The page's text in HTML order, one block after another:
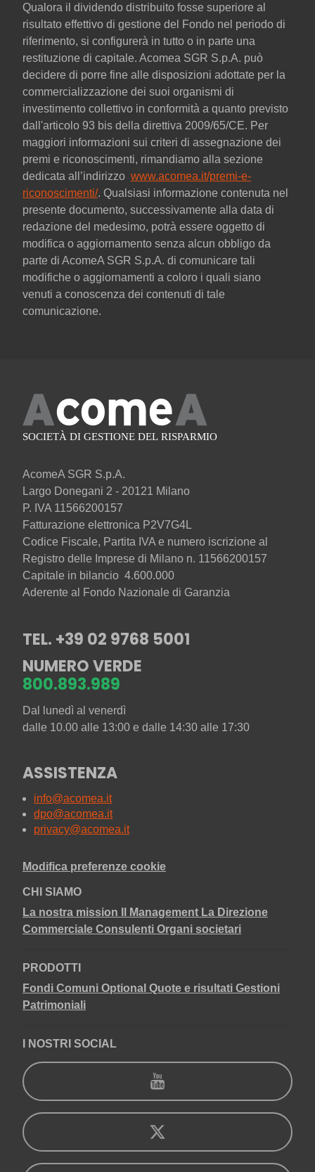
Qualora il dividendo distribuito fosse superiore al
risultato effettivo di gestione del Fondo nel periodo di
riferimento, si configurerà in tutto o in parte una
restituzione di capitale. Acomea SGR S.p.A. può
decidere di porre fine alle disposizioni adottate per la
commercializzazione dei suoi organismi di
investimento collettivo in conformità a quanto previsto
dall'articolo 93 bis della direttiva 2009/65/CE. Per
maggiori informazioni sui criteri di assegnazione dei
premi e riconoscimenti, rimandiamo alla sezione
dedicata all’indirizzo www.acomea.it/premi-e-
riconoscimenti/. Qualsiasi informazione contenuta nel
presente documento, successivamente alla data di
redazione del medesimo, potrà essere oggetto di
modifica o aggiornamento senza alcun obbligo da
parte di AcomeA SGR S.p.A. di comunicare tali
modifiche o aggiornamenti a coloro i quali siano
venuti a conoscenza dei contenuti di tale
comunicazione.
AcomeA SGR S.p.A.
Largo Donegani 2 - 20121 Milano
P. IVA 11566200157
Fatturazione elettronica P2V7G4L
Codice Fiscale, Partita IVA e numero iscrizione al
Registro delle Imprese di Milano n. 11566200157
Capitale in bilancio 4.600.000
Aderente al Fondo Nazionale di Garanzia
TEL. +39 02 9768 5001
NUMERO VERDE
800.893.989
Dal lunedì al venerdì
dalle 10.00 alle 13:00 e dalle 14:30 alle 17:30
ASSISTENZA
info@acomea.it
dpo@acomea.it
privacy@acomea.it
Modifica preferenze cookie
CHI SIAMO
La nostra mission
Il Management La Direzione
Commerciale Consulenti Organi societari
PRODOTTI
Fondi Comuni Optional Quote e risultati Gestioni
Patrimoniali
I NOSTRI SOCIAL